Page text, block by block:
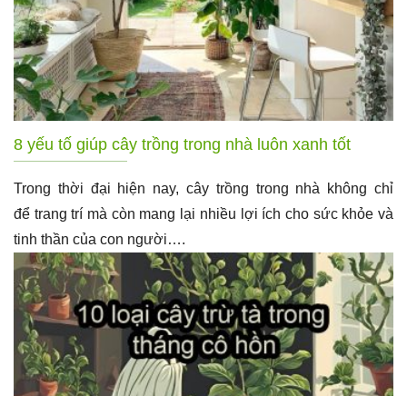
8 yếu tố giúp cây trồng trong nhà luôn xanh tốt
Trong thời đại hiện nay, cây trồng trong nhà không chỉ
để trang trí mà còn mang lại nhiều lợi ích cho sức khỏe và
tinh thần của con người….